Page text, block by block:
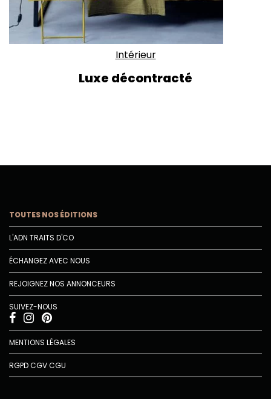
Intérieur
Luxe décontracté
TOUTES NOS ÉDITIONS
L'ADN TRAITS D'CO
ÉCHANGEZ AVEC NOUS
REJOIGNEZ NOS ANNONCEURS
SUIVEZ-NOUS
MENTIONS LÉGALES
RGPDCGVCGU